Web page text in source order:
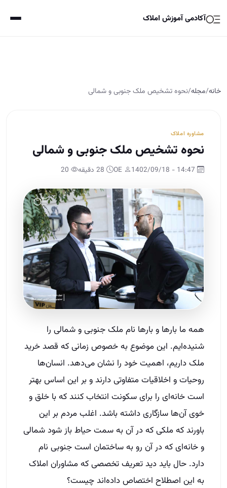
آکادمی آموزش املاک
خانه/مجله/نحوه تشخیص ملک جنوبی و شمالی
مشاوره املاک
نحوه تشخیص ملک جنوبی و شمالی
همه ما بارها و بارها نام ملک جنوبی و شمالی را
شنیده‌ایم. این موضوع به خصوص زمانی که قصد خرید
ملک داریم، اهمیت خود را نشان می‌دهد. انسان‌ها
روحیات و اخلاقیات متفاوتی دارند و بر این اساس بهتر
است خانه‌ای را برای سکونت انتخاب کنند که با خلق و
خوی آن‌ها سازگاری داشته باشد. اغلب مردم بر این
باورند که ملکی که در آن به سمت حیاط باز شود شمالی
و خانه‌ای که در آن رو به ساختمان است جنوبی نام
دارد. حال باید دید تعریف تخصصی که مشاوران املاک
به این اصطلاح اختصاص داده‌اند چیست؟